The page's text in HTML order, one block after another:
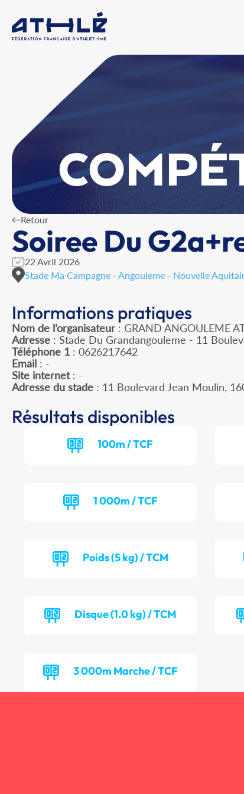
Retour
Soiree Du
22 Avril 2026
Stade Ma Campagne - Angouleme - Nouvelle
Informations pratiques
Nom de l’organisateur : GRAND ANGOULEME
Adresse : Stade Du Grandangouleme - 11
Téléphone 1 : 0626217642
Email : -
Site internet: -
Adresse du stade : 11 Boulevard Jean Moulin,
Résultats disponibles
100m / TCF
1 000m / TCF
Poids (5 kg) / TCM
Disque (1.0 kg) / TCM
3 000m Marche / TCF